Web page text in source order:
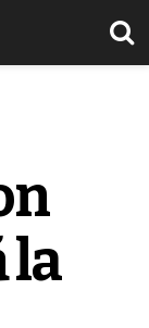
la varianta
la